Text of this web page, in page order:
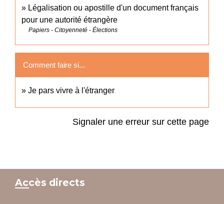
Légalisation ou apostille d'un document français
pour une autorité étrangère
Papiers - Citoyenneté - Élections
Comment faire si...
Je pars vivre à l'étranger
Signaler une erreur sur cette page
Accès directs